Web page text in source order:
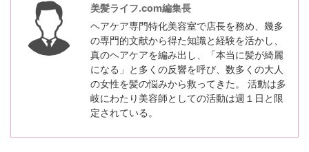
美髪ライフ.com編集長
ヘアケア専門特化美容室で店長を務め、幾多
の専門的文献から得た知識と経験を活かし、
真のヘアケアを編み出し、「本当に髪が綺麗
になる」と多くの反響を呼び、数多くの大人
の女性を髪の悩みから救ってきた。 活動は多
岐にわたり美容師としての活動は週１日と限
定されている。